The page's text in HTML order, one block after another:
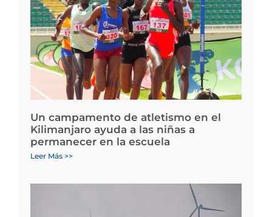
Un campamento de atletismo en el
Kilimanjaro ayuda a las niñas a
permanecer en la escuela
Leer Más >>